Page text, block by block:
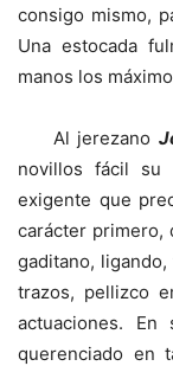
consigo mismo,
Una estocada
manos los
Al jerezano
novillos fácil su
exigente que
carácter primero,
gaditano,
trazos, pellizco
actuaciones.
querenciado en